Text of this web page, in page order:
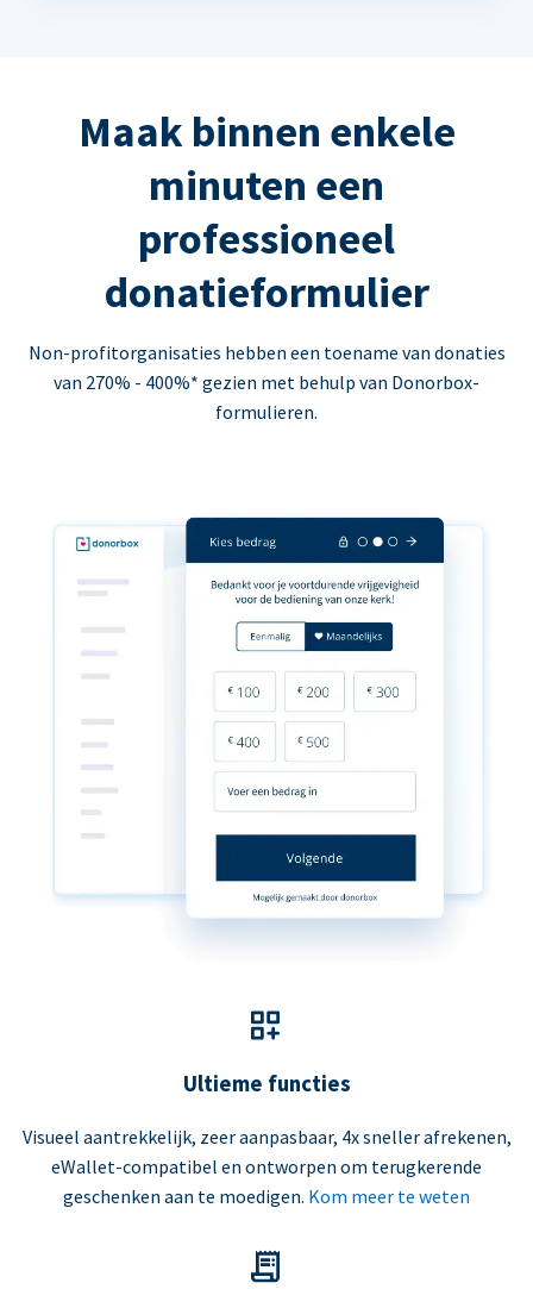
Maak binnen enkele
minuten een
professioneel
donatieformulier
Non-profitorganisaties hebben een toename van donaties
van 270% - 400%* gezien met behulp van Donorbox-
formulieren.
Ultieme functies
Visueel aantrekkelijk, zeer aanpasbaar, 4x sneller afrekenen,
eWallet-compatibel en ontworpen om terugkerende
geschenken aan te moedigen. Kom meer te weten